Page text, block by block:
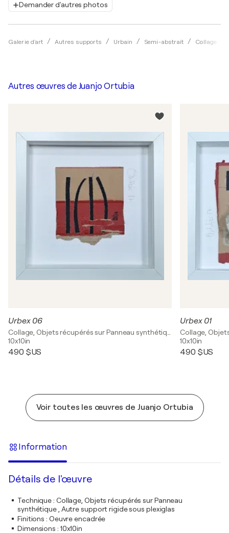
Demander d'autres photos
Galerie d'art Autres supports Urbain Semi-abstrait Collage
Autres œuvres de Juanjo Ortubia
Urbex 06
10x10in
490 $US
Urbex 01
10x10in
490 $US
Voir toutes les œuvres de Juanjo Ortubia
Information
Détails de l'œuvre
Technique: Collage, Objets récupérés sur Panneau
synthétique , Autre support rigide sous plexiglas
Finitions : Oeuvre encadrée
Dimensions : 10x10in